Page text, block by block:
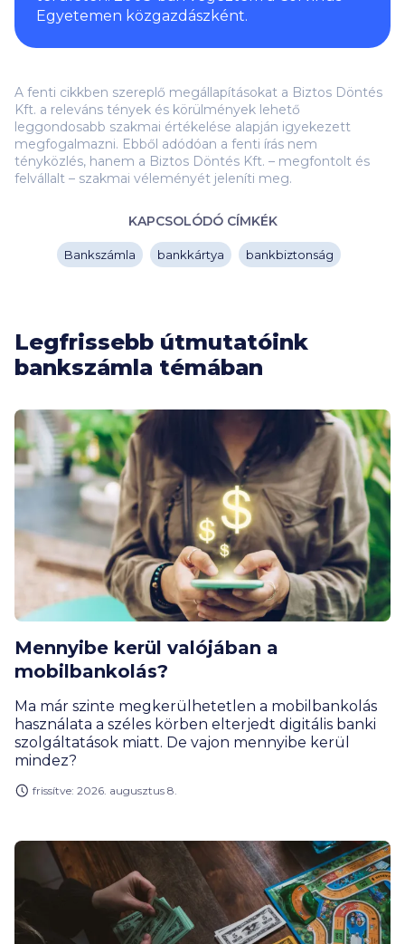
Egyetemen közgazdászként.
A fenti cikkben szereplő megállapításokat a Biztos Döntés
Kft. a releváns tények és körülmények lehető
leggondosabb szakmai értékelése alapján igyekezett
megfogalmazni. Ebből adódóan a fenti írás nem
tényközlés, hanem a Biztos Döntés Kft. – megfontolt és
felvállalt – szakmai véleményét jeleníti meg.
KAPCSOLÓDÓ CÍMKÉK
Bankszámla bankkártya bankbiztonság
Legfrissebb útmutatóink
bankszámla témában
Mennyibe kerül valójában a
mobilbankolás?
Ma már szinte megkerülhetetlen a mobilbankolás
használata a széles körben elterjedt digitális banki
szolgáltatások miatt. De vajon mennyibe kerül
mindez?
frissítve: 2026. augusztus 8.